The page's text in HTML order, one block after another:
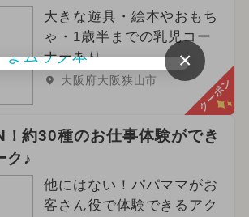
大きな遊具・絵本やおもち
ゃ・1歳半までの乳児コー
ナーあり
大阪府大阪狭山市 クーポン
約30種のお仕事体験ができ
ク♪
他にはない！パパママがお
客さん役で体験できるアク
×